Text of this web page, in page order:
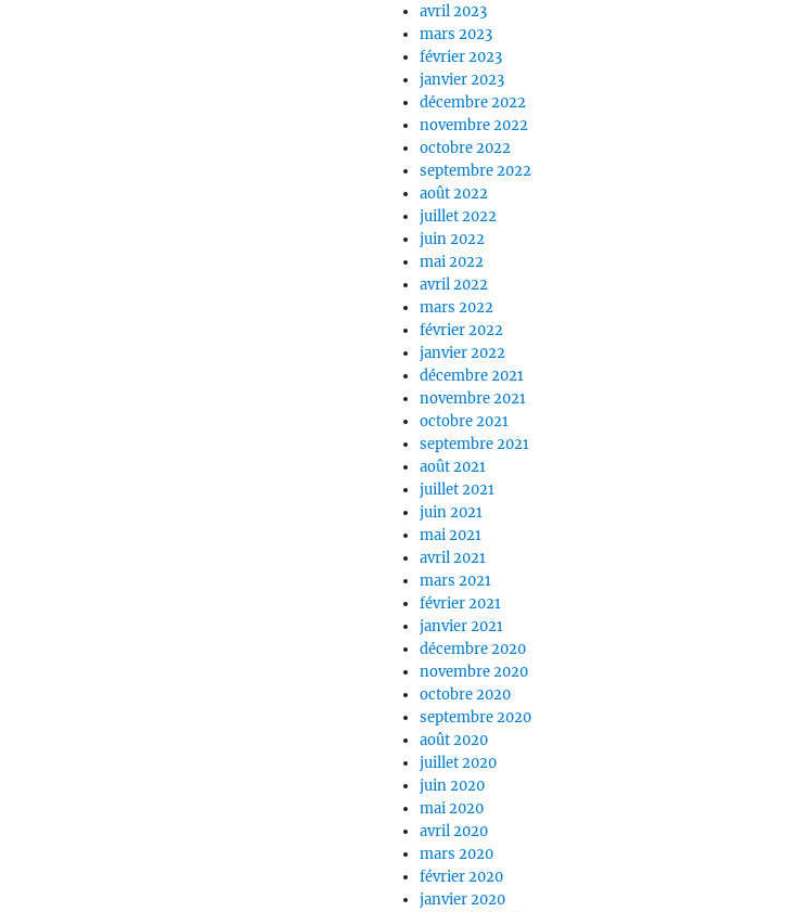
avril 2023
mars 2023
février 2023
janvier 2023
décembre 2022
novembre 2022
octobre 2022
septembre 2022
août 2022
juillet 2022
juin 2022
mai 2022
avril 2022
mars 2022
février 2022
janvier 2022
décembre 2021
novembre 2021
octobre 2021
septembre 2021
août 2021
juillet 2021
juin 2021
mai 2021
avril 2021
mars 2021
février 2021
janvier 2021
décembre 2020
novembre 2020
octobre 2020
septembre 2020
août 2020
juillet 2020
juin 2020
mai 2020
avril 2020
mars 2020
février 2020
janvier 2020